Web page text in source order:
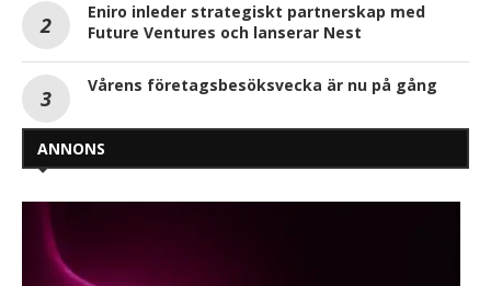
Eniro inleder strategiskt partnerskap med
Future Ventures och lanserar Nest
Vårens företagsbesöksvecka är nu på gång
ANNONS